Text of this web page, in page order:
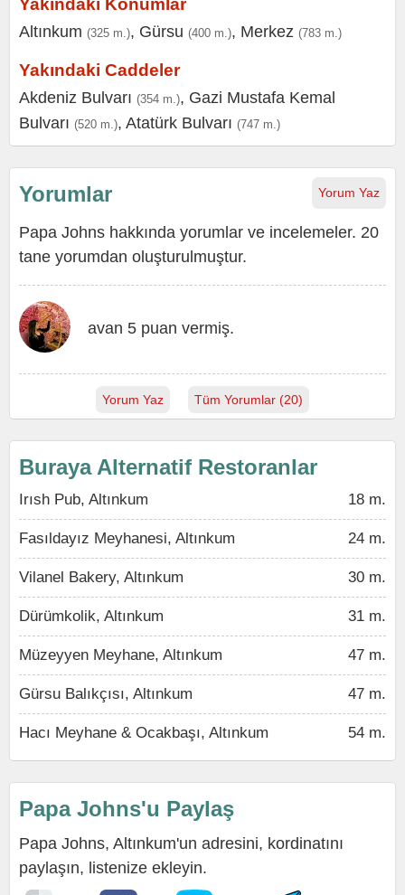
Yakındaki Konumlar
Altınkum (325 m.), Gürsu (400 m.), Merkez (783 m.)
Yakındaki Caddeler
Akdeniz Bulvarı (354 m.), Gazi Mustafa Kemal
Bulvarı (520 m.), Atatürk Bulvarı (747 m.)
Yorum Yaz
Yorumlar
Papa Johns hakkında yorumlar ve incelemeler. 20
tane yorumdan oluşturulmuştur.
avan 5 puan vermiş.
Yorum Yaz Tüm Yorumlar (20)
Buraya Alternatif Restoranlar
Irısh Pub, Altınkum 18 m.
Fasıldayız Meyhanesi, Altınkum 24 m.
Vilanel Bakery, Altınkum 30 m.
Dürümkolik, Altınkum 31 m.
Müzeyyen Meyhane, Altınkum 47 m.
Gürsu Balıkçısı, Altınkum 47 m.
Hacı Meyhane & Ocakbaşı, Altınkum 54 m.
Papa Johns'u Paylaş
Papa Johns, Altınkum'un adresini, kordinatını
paylaşın, listenize ekleyin.